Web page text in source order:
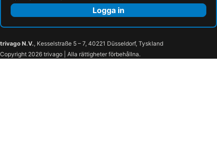
Logga in
trivago N.V., Kesselstraße 5 – 7, 40221 Düsseldorf, Tyskland
Copyright 2026 trivago | Alla rättigheter förbehållna.